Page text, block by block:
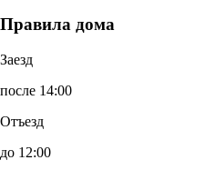
Правила дома
Заезд
после 14:00
Отъезд
до 12:00